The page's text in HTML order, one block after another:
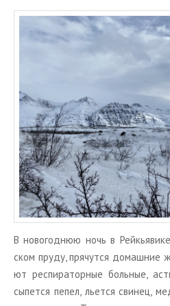
В но­во­год­нюю ночь в
ском пруду, пря­чут­ся до­маш­ние
ют ре­спи­ра­тор­ные боль­ные,
сы­пет­ся пепел, льет­ся сви­нец,